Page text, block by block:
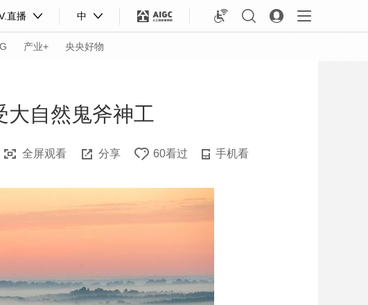
直播 中
产业+ 央央好物
亚冬会
大自然鬼斧神工
全屏观看 分享 60看过 手机看